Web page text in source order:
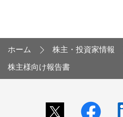
ホーム 株主・投資家情報
株主様向け報告書